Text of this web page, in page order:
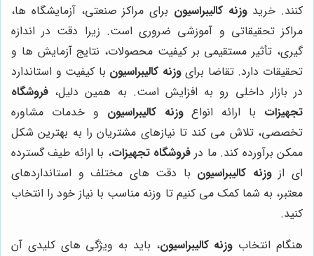
کنند. خریدوزنه کالیبراسیون برای مراکز صنعتی، آزمایشگاه ها،
مراکز تحقیقاتی و آموزشی ضروری است. زیرا دقت در اندازه
گیری، تأثیر مستقیمی بر کیفیت محصولات، نتایج آزمایش ها و
تحقیقات دارد. تقاضا برایوزنه کالیبراسیون با کیفیت و استاندارد
در بازار داخلی رو به افزایش است. به همین دلیل، فروشگاه
تجهیزات با ارائه انواعوزنه کالیبراسیون و خدمات مشاوره
تخصصی، تلاش می کند تا نیازهای مشتریان را به بهترین شکل
ممکن برآورده کند. ما در فروشگاه تجهیزات، با ارائه طیف گسترده
ای ازوزنه کالیبراسیون با دقت های مختلف و استانداردهای
معتبر، به شما کمک می کنیم تا وزنه مناسب با نیاز خود را انتخاب
کنید.
هنگام انتخاب وزنه کالیبراسیون، باید به ویژگی های کلیدی آن